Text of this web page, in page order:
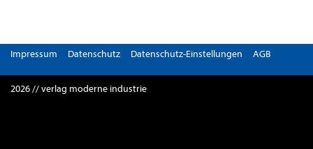
Impressum Datenschutz Datenschutz-Einstellungen AGB
2026 // verlag moderne industrie